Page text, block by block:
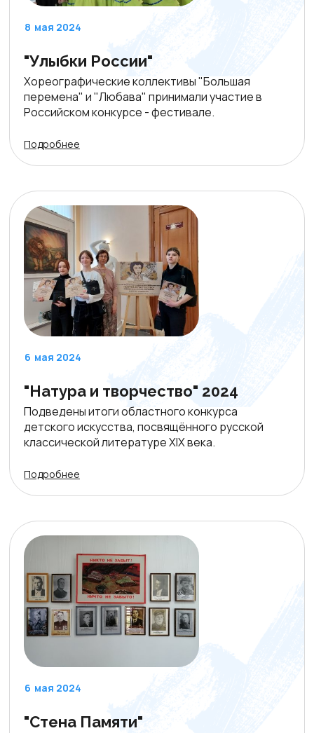
8 мая 2024
"Улыбки России"
Хореографические коллективы "Большая
перемена" и "Любава" принимали участие в
Российском конкурсе - фестивале.
Подробнее
6 мая 2024
"Натура и творчество" 2024
Подведены итоги областного конкурса
детского искусства, посвящённого русской
классической литературе XIX века.
Подробнее
6 мая 2024
"Стена Памяти"